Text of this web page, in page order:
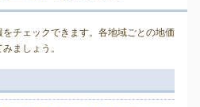
チェックできます。各地域ごとの地価
ましょう。